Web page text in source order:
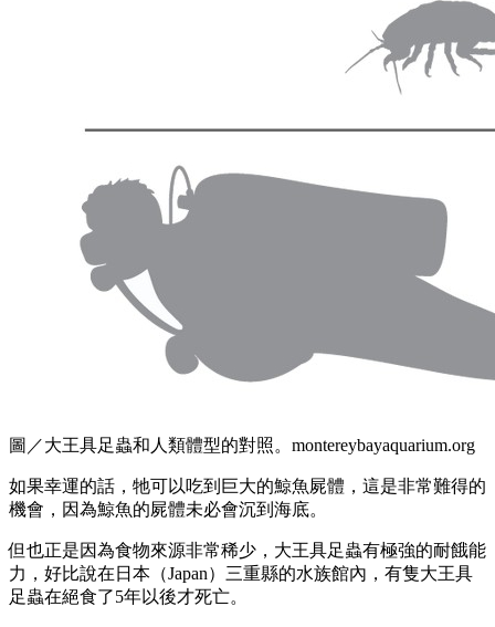
圖／大王具足蟲和人類體型的對照。montereybayaquarium.org
如果幸運的話，牠可以吃到巨大的鯨魚屍體，這是非常難得的
機會，因為鯨魚的屍體未必會沉到海底。
但也正是因為食物來源非常稀少，大王具足蟲有極強的耐餓能
力，好比說在日本（Japan）三重縣的水族館內，有隻大王具
足蟲在絕食了5年以後才死亡。